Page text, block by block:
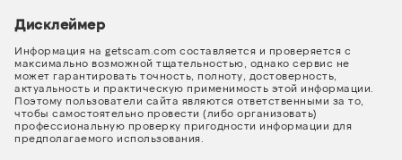
Дисклеймер
Информация на getscam.com составляется и проверяется с
максимально возможной тщательностью, однако сервис не
может гарантировать точность, полноту, достоверность,
актуальность и практическую применимость этой информации.
Поэтому пользователи сайта являются ответственными за то,
чтобы самостоятельно провести (либо организовать)
профессиональную проверку пригодности информации для
предполагаемого использования.